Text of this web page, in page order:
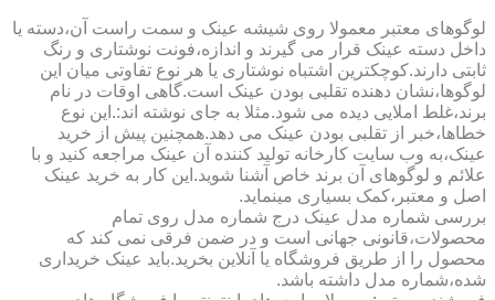
لوگوهای معتبر معمولا روی شیشه عینک و سمت راست آن،دسته یا
داخل دسته عینک قرار می گیرند و اندازه،فونت نوشتاری و رنگ
ثابتی دارند.کوچکترین اشتباه نوشتاری یا هر نوع تفاوتی میان این
لوگوها،نشان دهنده تقلبی بودن عینک است.گاهی اوقات در نام
برند،غلط املایی دیده می شود.مثلا به جای نوشته اند:.این نوع
خطاها،خبر از تقلبی بودن عینک می دهد.همچنین پیش از خرید
عینک،به وب سایت کارخانه تولید کننده آن عینک مراجعه کنید و با
علائم و لوگوهای آن برند خاص آشنا شوید.این کار به خرید عینک
اصل و معتبر،کمک بسیاری مینماید.
بررسی شماره مدل عینک درج شماره مدل روی تمام
محصولات،قانونی جهانی است و در ضمن فرقی نمی کند که
محصول را از طریق فروشگاه یا آنلاین بخرید.باید عینک خریداری
شده،شماره مدل داشته باشد.